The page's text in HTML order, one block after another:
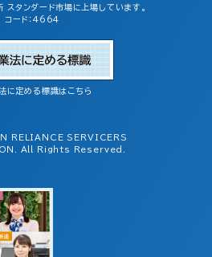
タンダード市場に上場しています。
コード：4664
に定める標識はこちら
RELIANCE SERVICERS
All Rights Reserved.